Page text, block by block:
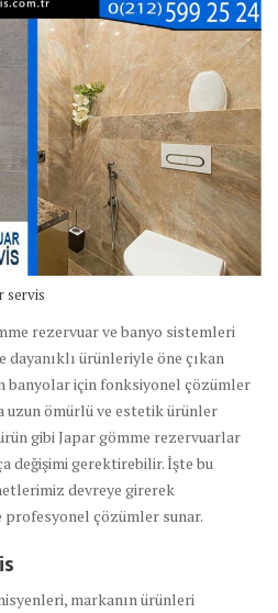
servis
rezervuar ve banyo sistemleri
ürünleriyle öne çıkan
banyolar için fonksiyonel çözümler
uzun ömürlü ve estetik ürünler
gibi Japar gömme rezervuarlar
değişimi gerektirebilir. İşte bu
devreye girerek
çözümler sunar.
markanın ürünleri